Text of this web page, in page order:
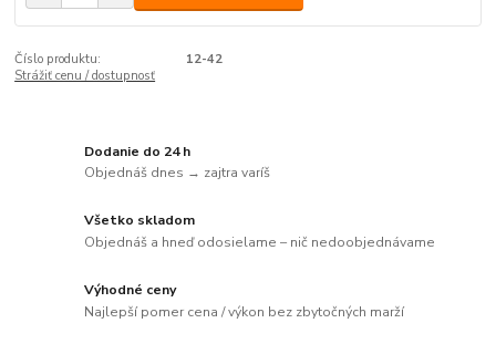
Číslo produktu:
12-42
Strážiť cenu / dostupnosť
Dodanie do 24 h
Objednáš dnes → zajtra varíš
Všetko skladom
Objednáš a hneď odosielame – nič nedoobjednávame
Výhodné ceny
Najlepší pomer cena / výkon bez zbytočných marží